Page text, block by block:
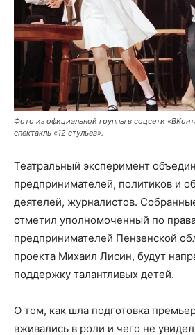
Фото из официальной группы в соцсети
спектакль «12 стульев».
Театральный эксперимент
предпринимателей, политиков и
деятелей, журналистов.
отметил уполномоченный по
предпринимателей Пензенской
проекта Михаил Лисин, будут
поддержку талантливых детей.
О том, как шла подготовка
вживались в роли и чего не